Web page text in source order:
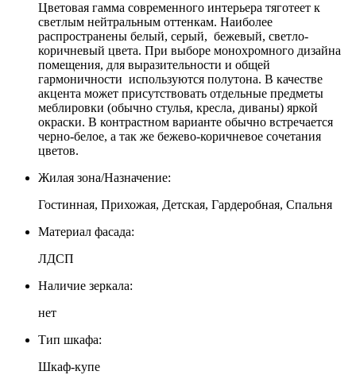
Цветовая гамма современного интерьера тяготеет к
светлым нейтральным оттенкам. Наиболее
распространены белый, серый, бежевый, светло-
коричневый цвета. При выборе монохромного дизайна
помещения, для выразительности и общей
гармоничности используются полутона. В качестве
акцента может присутствовать отдельные предметы
меблировки (обычно стулья, кресла, диваны) яркой
окраски. В контрастном варианте обычно встречается
черно-белое, а так же бежево-коричневое сочетания
цветов.
Жилая зона/Назначение:
Гостинная, Прихожая, Детская, Гардеробная, Спальня
Материал фасада:
ЛДСП
Наличие зеркала:
нет
Тип шкафа:
Шкаф-купе